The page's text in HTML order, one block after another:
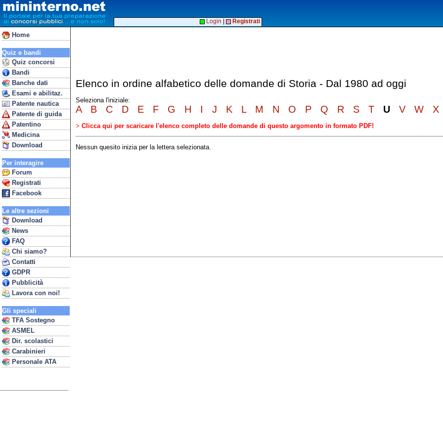
Home
Quiz e bandi
Quiz concorsi
Bandi
Banche dati
Esami e abilitaz.
Patente nautica
Patente di guida
Patentino
Medicina
Download
Per interagire
Forum
Registrati
Facebook
Le altre sezioni
Download
News
FAQ
Chi siamo?
Contatti
GDPR
Pubblicità
Lavora con noi!
Gli speciali
TFA Sostegno
ASMEL
Dir. scolastici
Carabinieri
Personale ATA
Login Registrati
Elenco in ordine alfabetico delle domande di Storia - Dal 1980 ad oggi
Seleziona l'iniziale:
A B C D E F G H I J K L M N O P Q R S T U V W X
> Clicca qui per scaricare l'elenco completo delle domande di questo argomento in formato PDF!
Nessun quesito inizia per la lettera selezionata.